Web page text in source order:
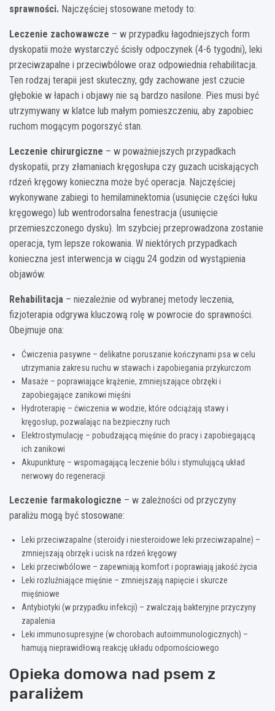
sprawności. Najczęściej stosowane metody to:
Leczenie zachowawcze – w przypadku łagodniejszych form
dyskopatii może wystarczyć ścisły odpoczynek (4-6 tygodni), leki
przeciwzapalne i przeciwbólowe oraz odpowiednia rehabilitacja.
Ten rodzaj terapii jest skuteczny, gdy zachowane jest czucie
głębokie w łapach i objawy nie są bardzo nasilone. Pies musi być
utrzymywany w klatce lub małym pomieszczeniu, aby zapobiec
ruchom mogącym pogorszyć stan.
Leczenie chirurgiczne – w poważniejszych przypadkach
dyskopatii, przy złamaniach kręgosłupa czy guzach uciskających
rdzeń kręgowy konieczna może być operacja. Najczęściej
wykonywane zabiegi to hemilaminektomia (usunięcie części łuku
kręgowego) lub wentrodorsalna fenestracja (usunięcie
przemieszczonego dysku). Im szybciej przeprowadzona zostanie
operacja, tym lepsze rokowania. W niektórych przypadkach
konieczna jest interwencja w ciągu 24 godzin od wystąpienia
objawów.
Rehabilitacja – niezależnie od wybranej metody leczenia,
fizjoterapia odgrywa kluczową rolę w powrocie do sprawności.
Obejmuje ona:
Ćwiczenia pasywne – delikatne poruszanie kończynami psa w celu
utrzymania zakresu ruchu w stawach i zapobiegania przykurczom
Masaże – poprawiające krążenie, zmniejszające obrzęki i
zapobiegające zanikowi mięśni
Hydroterapię – ćwiczenia w wodzie, które odciążają stawy i
kręgosłup, pozwalając na bezpieczny ruch
Elektrostymulację – pobudzającą mięśnie do pracy i zapobiegającą
ich zanikowi
Akupunkturę – wspomagającą leczenie bólu i stymulującą układ
nerwowy do regeneracji
Leczenie farmakologiczne – w zależności od przyczyny
paraliżu mogą być stosowane:
Leki przeciwzapalne (steroidy i niesteroidowe leki przeciwzapalne) –
zmniejszają obrzęk i ucisk na rdzeń kręgowy
Leki przeciwbólowe – zapewniają komfort i poprawiają jakość życia
Leki rozluźniające mięśnie – zmniejszają napięcie i skurcze
mięśniowe
Antybiotyki (w przypadku infekcji) – zwalczają bakteryjne przyczyny
zapalenia
Leki immunosupresyjne (w chorobach autoimmunologicznych) –
hamują nieprawidłową reakcję układu odpornościowego
Opieka domowa nad psem z
paraliżem